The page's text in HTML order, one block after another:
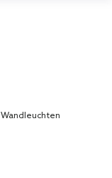
Wandleuchten